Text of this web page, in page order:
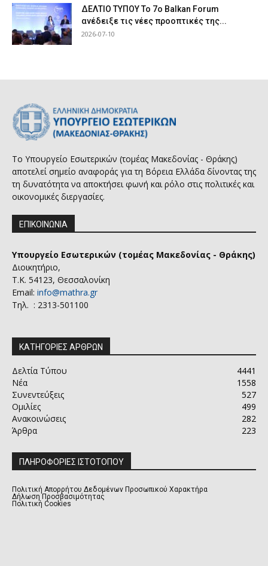
ΔΕΛΤΙΟ ΤΥΠΟΥ Το 7ο Balkan Forum
ανέδειξε τις νέες προοπτικές της...
2026-07-10
Το Υπουργείο Εσωτερικών (τομέας Μακεδονίας - Θράκης)
αποτελεί σημείο αναφοράς για τη Βόρεια Ελλάδα δίνοντας της
τη δυνατότητα να αποκτήσει φωνή και ρόλο στις πολιτικές και
οικονομικές διεργασίες.
ΕΠΙΚΟΙΝΩΝΙΑ
Υπουργείο Εσωτερικών (τομέας Μακεδονίας - Θράκης)
Διοικητήριο,
Τ.Κ. 54123, Θεσσαλονίκη
Email: info@mathra.gr
Τηλ. : 2313-501100
ΚΑΤΗΓΟΡΙΕΣ ΑΡΘΡΩΝ
Δελτία Τύπου
4441
Νέα
1558
Συνεντεύξεις
527
Ομιλίες
499
Ανακοινώσεις
282
Άρθρα
223
ΠΛΗΡΟΦΟΡΙΕΣ ΙΣΤΟΤΟΠΟΥ
Πολιτική Απορρήτου Δεδομένων Προσωπικού Χαρακτήρα
Δήλωση Προσβασιμότητας
Πολιτική Cookies